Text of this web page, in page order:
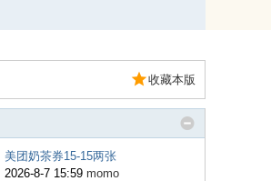
收藏本版
美团奶茶券15-15两张
2026-8-7 15:59 momo